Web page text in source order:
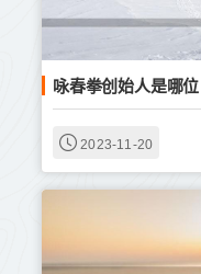
咏春拳创始人是哪
2023-11-20